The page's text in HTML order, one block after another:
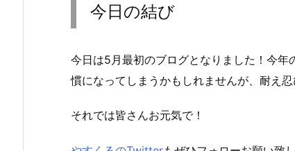
今日の結び
今日は5月最初のブログとなりました！今
慣になってしまうかもしれませんが、耐え
それでは皆さんお元気で！